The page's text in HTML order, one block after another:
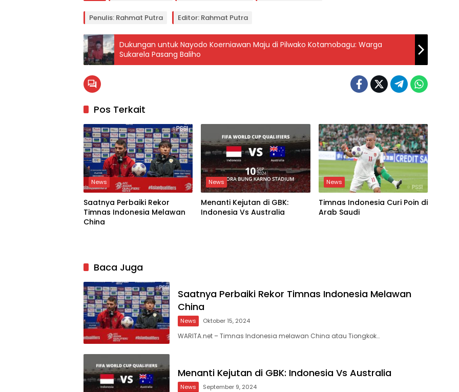
Penulis: Rahmat Putra Editor: Rahmat Putra
Dukungan untuk Nayodo Koerniawan Maju di Pilwako Kotamobagu: Warga
Sukarela Pasang Baliho
Pos Terkait
News
Saatnya Perbaiki Rekor
Timnas Indonesia Melawan
China
News
Menanti Kejutan di GBK:
Indonesia Vs Australia
News
Timnas Indonesia Curi Poin di
Arab Saudi
Baca Juga
Saatnya Perbaiki Rekor Timnas Indonesia Melawan
China
News Oktober 15, 2024
WARITA.net – Timnas Indonesia melawan China atau Tiongkok…
Menanti Kejutan di GBK: Indonesia Vs Australia
News September 9, 2024